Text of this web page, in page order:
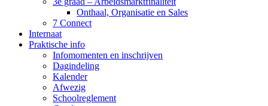
Onthaal, Organisatie en Sales
7 Connect
Internaat
Praktische info
Infomomenten en inschrijven
Dagindeling
Kalender
Afwezig
Schoolreglement